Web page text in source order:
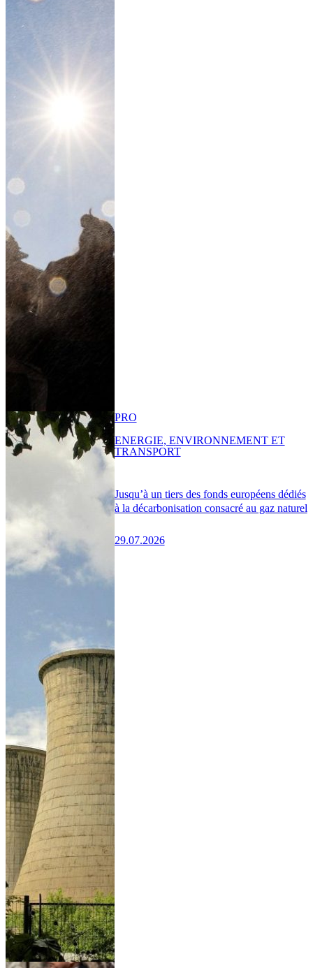
Jusqu’à un tiers des fonds européens dédiés
à la décarbonisation consacré au gaz naturel
29.07.2026
PRO
ENERGIE, ENVIRONNEMENT ET
TRANSPORT